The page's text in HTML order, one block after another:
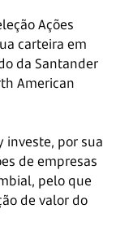
Ações
carteira em
da Santander
American
investe, por sua
de empresas
pelo que
de valor do